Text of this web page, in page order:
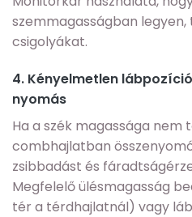
szemmagasságban
csigolyákat.
4. Kényelmetlen
nyomás
Ha a szék magassága nem
combhajlatban
zsibbadást és
Megfelelő ülésmagasság
tér a térdhajlatnál) vagy